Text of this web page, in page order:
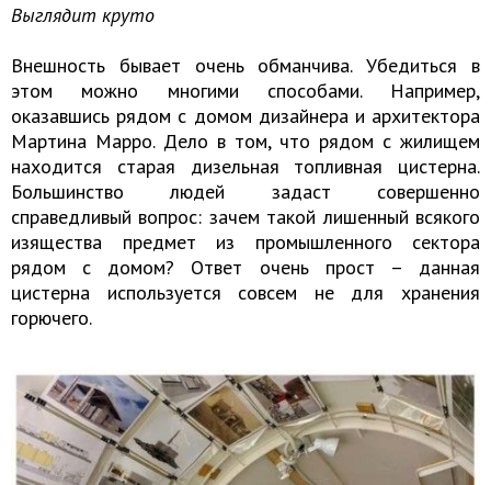
Выглядит круто
Внешность бывает очень обманчива. Убедиться в
этом можно многими способами. Например,
оказавшись рядом с домом дизайнера и архитектора
Мартина Марро. Дело в том, что рядом с жилищем
находится старая дизельная топливная цистерна.
Большинство людей задаст совершенно
справедливый вопрос: зачем такой лишенный всякого
изящества предмет из промышленного сектора
рядом с домом? Ответ очень прост – данная
цистерна используется совсем не для хранения
горючего.